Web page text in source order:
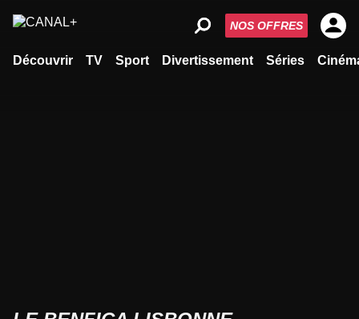
Découvrir TV Sport Divertissement Séries
NOS OFFRES